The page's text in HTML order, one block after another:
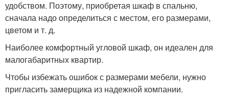
удобством. Поэтому, приобретая шкаф в спальню,
сначала надо определиться с местом, его размерами,
цветом и т. д.
Наиболее комфортный угловой шкаф, он идеален для
малогабаритных квартир.
Чтобы избежать ошибок с размерами мебели, нужно
пригласить замерщика из надежной компании.